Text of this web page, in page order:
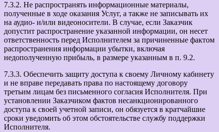
7.3.2. Не распространять информационные материалы,
полученные в ходе оказания Услуг, а также не записывать их
на аудио- и/или видеоносители. В случае, если Заказчик
допустит распространение указанной информации, он несет
ответственность перед Исполнителем за причиненные фактом
распространения информации убытки, включая
недополученную прибыль, в размере указанным в п. 9.2.
7.3.3. Обеспечить защиту доступа к своему Личному кабинету
и не вправе передавать права по настоящему договору
третьим лицам без письменного согласия Исполнителя. При
установлении Заказчиком фактов несанкционированного
доступа к своей учетной записи, он обязуется в кратчайшие
сроки уведомить об этом обстоятельстве службу поддержки
Исполнителя.